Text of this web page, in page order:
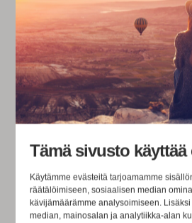
Tämä sivusto käyttää
Käytämme evästeitä tarjoamamme
räätälöimiseen, sosiaalisen median
kävijämäärämme analysoimiseen.
median, mainosalan ja analytiikka-alan